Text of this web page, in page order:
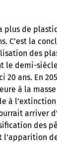
plus de
C’est la
des
le demi-
20 ans. En
à la
à
arriver
des
l’apparition